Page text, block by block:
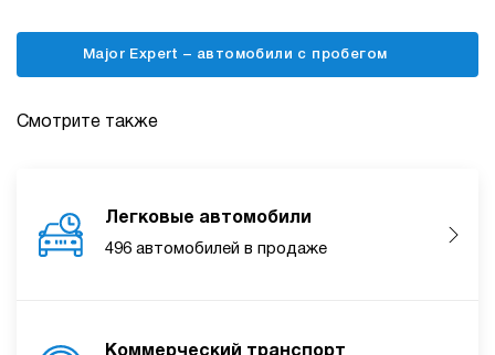
Major Expert – автомобили с пробегом
Смотрите также
Легковые автомобили
496 автомобилей в продаже
Коммерческий транспорт